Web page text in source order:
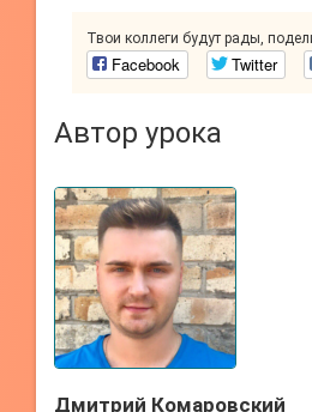
Твои коллеги будут рады,
Facebook Twitter
Автор урока
Дмитрий Комаровский